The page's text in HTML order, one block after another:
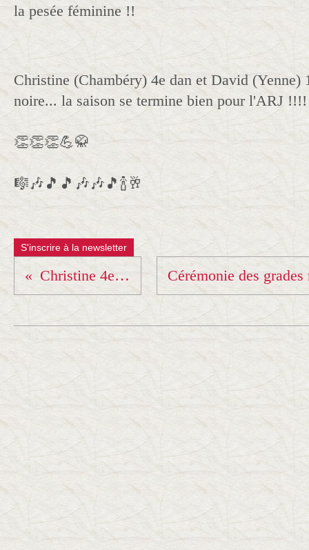
la pesée féminine !!
Christine (Chambéry) 4e dan et David (Yenne)
noire... la saison se termine bien pour l'ARJ !!!!
👏👏👏💪🥋
🎼🎶🎵🎵🎶🎶🎵🍾🥂
S'inscrire à la newsletter
Christine 4e dan... !!!